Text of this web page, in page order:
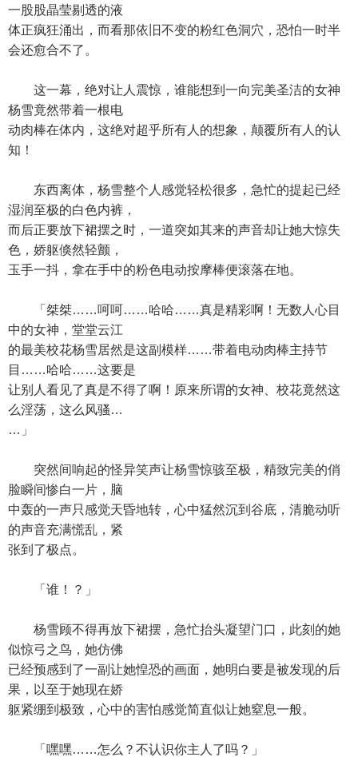
一股股晶莹剔透的液
体正疯狂涌出，而看那依旧不变的粉红色洞穴，恐怕一时半
会还愈合不了。
这一幕，绝对让人震惊，谁能想到一向完美圣洁的女神
杨雪竟然带着一根电
动肉棒在体内，这绝对超乎所有人的想象，颠覆所有人的认
知！
东西离体，杨雪整个人感觉轻松很多，急忙的提起已经
湿润至极的白色内裤，
而后正要放下裙摆之时，一道突如其来的声音却让她大惊失
色，娇躯倏然轻颤，
玉手一抖，拿在手中的粉色电动按摩棒便滚落在地。
「桀桀……呵呵……哈哈……真是精彩啊！无数人心目
中的女神，堂堂云江
的最美校花杨雪居然是这副模样……带着电动肉棒主持节
目……哈哈……这要是
让别人看见了真是不得了啊！原来所谓的女神、校花竟然这
么淫荡，这么风骚…
…」
突然间响起的怪异笑声让杨雪惊骇至极，精致完美的俏
脸瞬间惨白一片，脑
中轰的一声只感觉天昏地转，心中猛然沉到谷底，清脆动听
的声音充满慌乱，紧
张到了极点。
「谁！？」
杨雪顾不得再放下裙摆，急忙抬头凝望门口，此刻的她
似惊弓之鸟，她仿佛
已经预感到了一副让她惶恐的画面，她明白要是被发现的后
果，以至于她现在娇
躯紧绷到极致，心中的害怕感觉简直似让她窒息一般。
「嘿嘿……怎么？不认识你主人了吗？」